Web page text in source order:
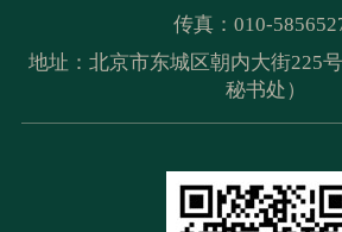
传真：010-
地址：北京市东城区朝内大街225
秘书处）